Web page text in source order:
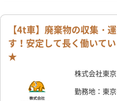
【4t車】廃棄物の収集・
す！安定して長く働いて
★
株式会社東
勤務地：東